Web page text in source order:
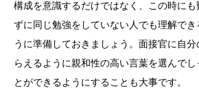
構成を意識するだけではなく、この時に
ずに同じ勉強をしていない人でも理解でき
うに準備しておきましょう。面接官に自
らえるように親和性の高い言葉を選んでし
とができるようにすることも大事です。